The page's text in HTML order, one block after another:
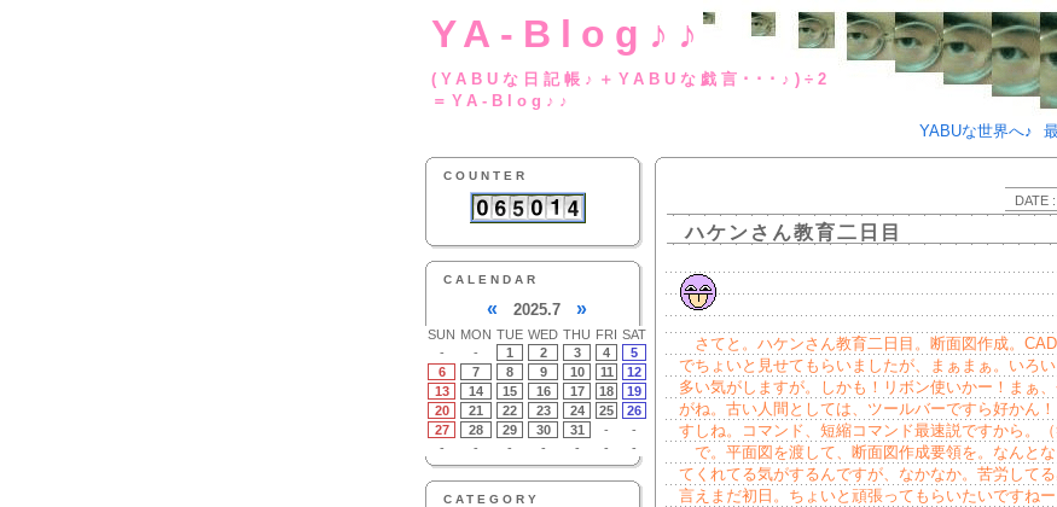
YA-Blog♪♪
(YABUな日記帳♪＋YABUな戯言･
＝YA-Blog♪♪
YABUな世界へ♪
COUNTER
CALENDAR
« 2025.7 »
SUN MON TUE WED THU FRI SAT
-
- 1 2 3 4
5
6
7 8 9 10 11
12
13
14 15 16 17 18
19
20
21 22 23 24 25
26
27
28 29 30 31 -
-
-
- - - - - -
CATEGORY
DATE :
ハケンさん教育二日目
さてと。ハケンさん教育二日目。断面図作成。
でちょいと見せてもらいましたが、まぁまぁ。いろ
多い気がしますが。しかも！リボン使いかー！まぁ
がね。古い人間としては、ツールバーですら好かん
すしね。コマンド、短縮コマンド最速説ですから。（
で。平面図を渡して、断面図作成要領を。なんと
てくれてる気がするんですが、なかなか。苦労して
言えまだ初日。ちょいと頑張ってもらいたいですね